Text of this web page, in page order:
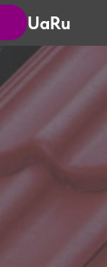
UaRu